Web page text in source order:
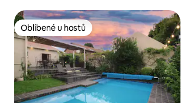
Oblíbené u hostů
Oblíbené u hostů